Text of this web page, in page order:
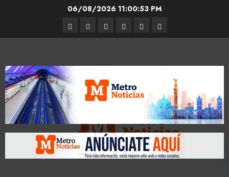
06/08/2026 11:00:54 PM
Entrevistas
Espectáculos
Movilidad
Metro
CDMX
CulturaOpinión